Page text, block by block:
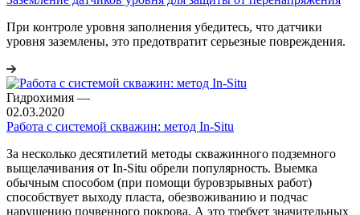
При контроле уровня заполнения убедитесь, что датчики
уровня заземлены, это предотвратит серьезные повреждения.
Гидрохимия —
02.03.2020
Работа с системой скважин: метод In-Situ
За несколько десятилетий методы скважинного подземного
выщелачивания от In-Situ обрели популярность. Выемка
обычным способом (при помощи буровзрывных работ)
способствует выходу пласта, обезвоживанию и подчас
нарушению почвенного покрова. А это требует значительных